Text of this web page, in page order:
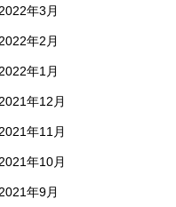
2022年3月
2022年2月
2022年1月
2021年12月
2021年11月
2021年10月
2021年9月